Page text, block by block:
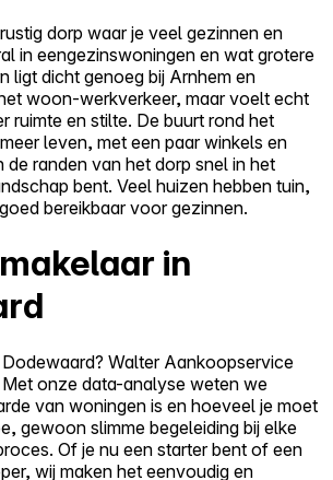
dorp waar je veel gezinnen en
in eengezinswoningen en wat grotere
ligt dicht genoeg bij Arnhem en
woon-werkverkeer, maar voelt echt
ruimte en stilte. De buurt rond het
leven, met een paar winkels en
de randen van het dorp snel in het
bent. Veel huizen hebben tuin,
bereikbaar voor gezinnen.
in
Walter Aankoopservice
onze data-analyse weten we
van woningen is en hoeveel je moet
gewoon slimme begeleiding bij elke
Of je nu een starter bent of een
wij maken het eenvoudig en